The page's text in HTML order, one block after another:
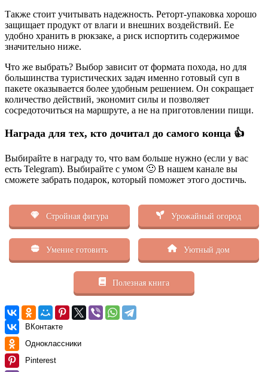
Также стоит учитывать надежность. Реторт-упаковка хорошо
защищает продукт от влаги и внешних воздействий. Ее
удобно хранить в рюкзаке, а риск испортить содержимое
значительно ниже.
Что же выбрать? Выбор зависит от формата похода, но для
большинства туристических задач именно готовый суп в
пакете оказывается более удобным решением. Он сокращает
количество действий, экономит силы и позволяет
сосредоточиться на маршруте, а не на приготовлении пищи.
Награда для тех, кто дочитал до самого конца 👍
Выбирайте в награду то, что вам больше нужно (если у вас
есть Telegram). Выбирайте с умом 🙂 В нашем канале вы
сможете забрать подарок, который поможет этого достичь.
Стройная фигура Урожайный огород
Умение готовить Уютный дом
Полезная книга
ВКонтакте
Одноклассники
Pinterest